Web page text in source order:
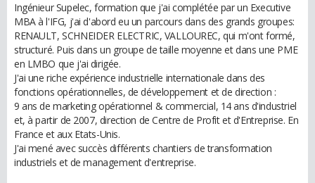
Ingénieur Supelec, formation que j'ai complétée par un Executive
MBA à l'IFG, j'ai d'abord eu un parcours dans des grands groupes:
RENAULT, SCHNEIDER ELECTRIC, VALLOUREC, qui m'ont formé,
structuré. Puis dans un groupe de taille moyenne et dans une PME
en LMBO que j'ai dirigée.
J'ai une riche expérience industrielle internationale dans des
fonctions opérationnelles, de développement et de direction :
9 ans de marketing opérationnel & commercial, 14 ans d'industriel
et, à partir de 2007, direction de Centre de Profit et d'Entreprise. En
France et aux Etats-Unis.
J'ai mené avec succès différents chantiers de transformation
industriels et de management d'entreprise.